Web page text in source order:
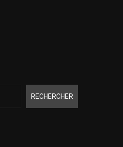
RECHERCHER